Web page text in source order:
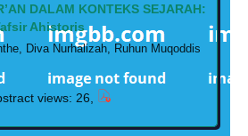
DALAM KONTEKS SEJARAH:
Ahistoris
Diva Nurhalizah, Ruhun Muqoddis
views: 26,